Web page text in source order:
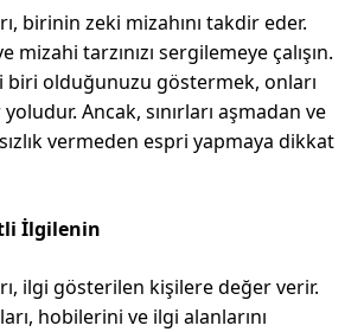
birinin zeki mizahını takdir eder.
mizahi tarzınızı sergilemeye çalışın.
biri olduğunuzu göstermek, onları
Ancak, sınırları aşmadan ve
vermeden espri yapmaya dikkat
İlgilenin
ilgi gösterilen kişilere değer verir.
hobilerini ve ilgi alanlarını